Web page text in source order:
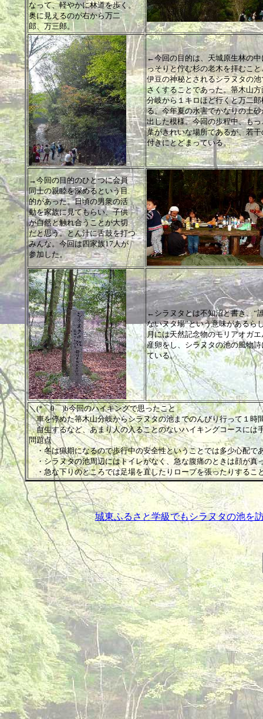
なって、軽やかに林道を歩く。
奥に見えるのが右から万二
郎、万三郎。
←今回の目的は、天城原生林の中
っそりと佇む杉の老木を拝むこと
伊豆の神秘とされるシラヌタの池
さくすることであった。箒木山方
分岐から１キロほど行くと万二郎
る。今年夏の水害でかなりの土砂
出した模様。今回の歩程中、もっ
葉がきれいな場所であるが、若干
付きにとどまっている。
→今回の目的のひとつに会員
同士の親睦を深めるという目
的があった。日頃の男衆の活
動を家族に見てもらい、子供
が自然と触れ合うことが大切
だと思う。とん汁に舌鼓を打つ
みんな。今回は四家族17人が
参加した。
←シラヌタとは不知沼と書き、“
ないヌタ場”という意味があるら
月には天然記念物のモリアオガエ
産卵をし、シラヌタの池の風物詩
ている。
＼(*⌒0⌒)b今回のハイキングで思ったこと
車を停めた箒木山分岐からシラヌタの池までのんびり行って１時
自生するなど、あまり人の入ることのないハイキングコースには
問題点
・冬は猟期になるので歩行中の安全性ということでは多少心配で
・シラヌタの池周辺にはトイレがなく、急な腹痛のときは顔が真
・急な下りのところでは足場を直したりロープを張ったりするこ
城東ふるさと学級でもシラヌタの池を